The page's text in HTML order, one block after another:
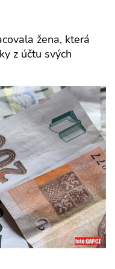
žena, která
z účtu svých